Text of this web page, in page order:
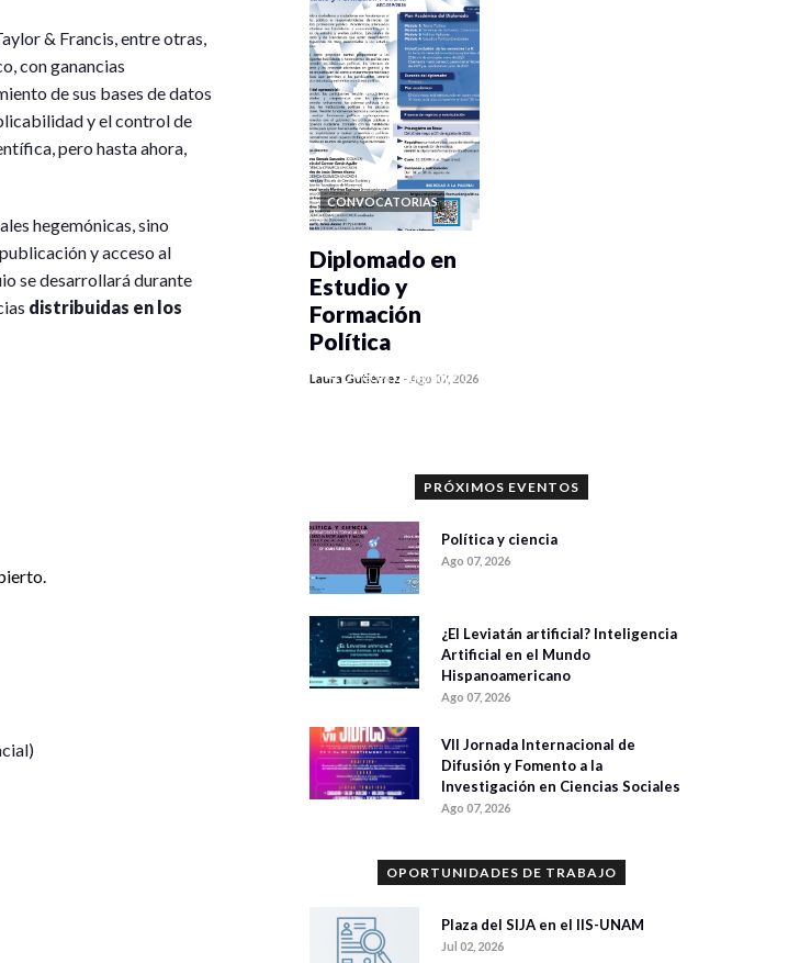
& Francis, entre otras,
con ganancias
de sus bases de datos
y el control de
pero hasta ahora,
hegemónicas, sino
y acceso al
se desarrollará durante
distribuidas en los
CONVOCATORIAS
0 veces compartido
Diplomado en
Estudio y
Formación
Política
Laura Gutiérrez -Ago 07, 2026
PRÓXIMOS EVENTOS
Política y ciencia
Ago 07, 2026
¿El Leviatán artificial? Inteligencia
Artificial en el Mundo
Hispanoamericano
Ago 07, 2026
VII Jornada Internacional de
Difusión y Fomento a la
Investigación en Ciencias Sociales
Ago 07, 2026
OPORTUNIDADES DE TRABAJO
Plaza del SIJA en el IIS-UNAM
Jul 02, 2026